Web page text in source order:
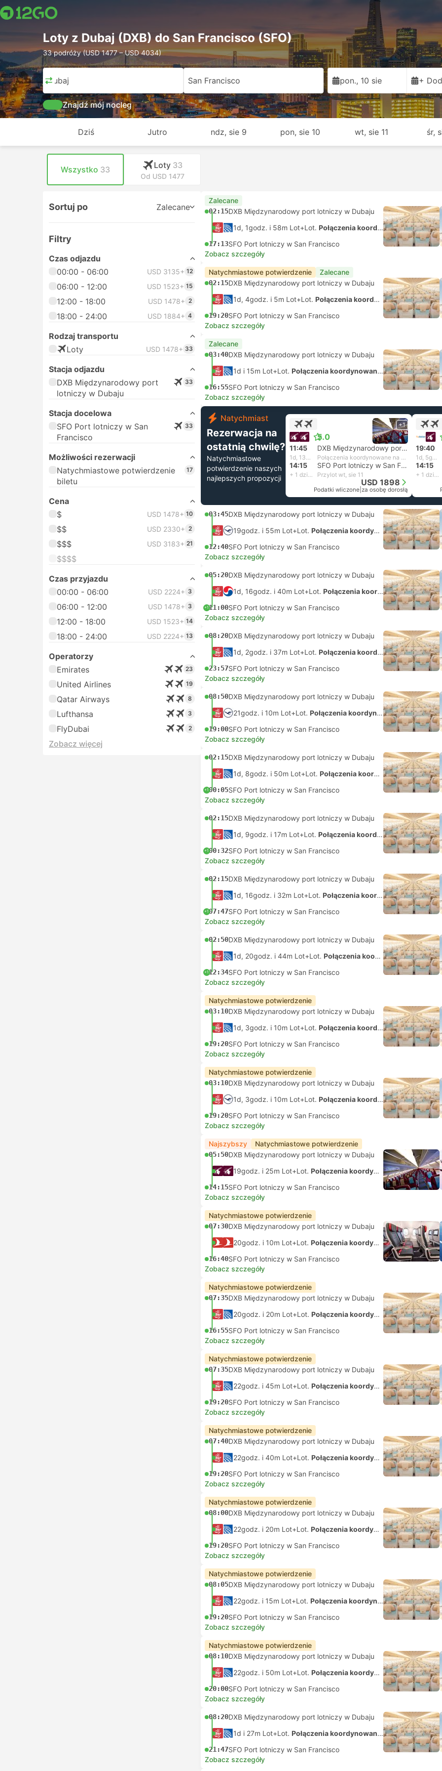
Loty z Dubaj (DXB) do San Francisco (SFO)
33 podróży (USD 1477 – USD 4034)
Dubaj San Francisco pon., 10 sie +
Znajdź mój nocleg
Dziś Jutro ndz, sie 9 pon, sie 10 wt, sie 11 śr,
Wszystko 33 Loty 33
Od USD 1477
Sortuj po Zalecane
Filtry
Czas odjazdu
00:00 - 06:00
USD 3135+ 12
06:00 - 12:00 USD 1523+ 15
12:00 - 18:00 USD 1478+ 2
18:00 - 24:00 USD 1884+ 4
Rodzaj transportu
Loty
USD 1478+ 33
Stacja odjazdu
DXB Międzynarodowy port
lotniczy w Dubaju
33
Stacja docelowa
SFO Port lotniczy w San
Francisco
33
Możliwości rezerwacji
Natychmiastowe potwierdzenie
biletu
17
Cena
$
USD 1478+ 10
$$ USD 2330+ 2
$$$ USD 3183+ 21
$$$$
Czas przyjazdu
00:00 - 06:00
USD 2224+ 3
06:00 - 12:00 USD 1478+ 3
12:00 - 18:00 USD 1523+ 14
18:00 - 24:00 USD 2224+ 13
Operatorzy
Emirates
23
United Airlines 19
Qatar Airways 8
Lufthansa 3
FlyDubai 2
Zobacz więcej
Zalecane
02:15DXB Międzynarodowy port lotniczy w Dubaju
1d, 1godz. i 58m Lot+Lot. Połączenia koordynowane na własną rękę
17:13SFO Port lotniczy w San Francisco
Zobacz szczegóły
Natychmiastowe potwierdzenie Zalecane
02:15DXB Międzynarodowy port lotniczy w Dubaju
1d, 4godz. i 5m Lot+Lot. Połączenia koordynowane na własną rękę
19:20SFO Port lotniczy w San Francisco
Zobacz szczegóły
Zalecane
03:40DXB Międzynarodowy port lotniczy w Dubaju
1d i 15m Lot+Lot. Połączenia koordynowane na własną rękę
16:55SFO Port lotniczy w San Francisco
Zobacz szczegóły
Natychmiast
Rezerwacja na
ostatnią chwilę?
Natychmiastowe
potwierdzenie naszych
najlepszych propozycji
5.0
+1
11:45 DXB Międzynarodowy port lotniczy w Dubaju
1d, 13godz. i 30m Połączenia koordynowane na własną rękę
14:15 SFO Port lotniczy w San Francisco
+ 1 dzień Przylot wt, sie 11
USD 1898
Podatki wliczone za osobę dorosłą
19:40
1d, 5godz. i 35m
14:15
+ 1 dzień
03:45DXB Międzynarodowy port lotniczy w Dubaju
19godz. i 55m Lot+Lot. Połączenia koordynowane na własną rękę
12:40SFO Port lotniczy w San Francisco
Zobacz szczegóły
05:20DXB Międzynarodowy port lotniczy w Dubaju
1d, 16godz. i 40m Lot+Lot. Połączenia koordynowane na własną rękę
+111:00SFO Port lotniczy w San Francisco
Zobacz szczegóły
08:20DXB Międzynarodowy port lotniczy w Dubaju
1d, 2godz. i 37m Lot+Lot. Połączenia koordynowane na własną rękę
23:57SFO Port lotniczy w San Francisco
Zobacz szczegóły
08:50DXB Międzynarodowy port lotniczy w Dubaju
21godz. i 10m Lot+Lot. Połączenia koordynowane na własną rękę
19:00SFO Port lotniczy w San Francisco
Zobacz szczegóły
02:15DXB Międzynarodowy port lotniczy w Dubaju
1d, 8godz. i 50m Lot+Lot. Połączenia koordynowane na własną rękę
+100:05SFO Port lotniczy w San Francisco
Zobacz szczegóły
02:15DXB Międzynarodowy port lotniczy w Dubaju
1d, 9godz. i 17m Lot+Lot. Połączenia koordynowane na własną rękę
+100:32SFO Port lotniczy w San Francisco
Zobacz szczegóły
02:15DXB Międzynarodowy port lotniczy w Dubaju
1d, 16godz. i 32m Lot+Lot. Połączenia koordynowane na własną rękę
+107:47SFO Port lotniczy w San Francisco
Zobacz szczegóły
02:50DXB Międzynarodowy port lotniczy w Dubaju
1d, 20godz. i 44m Lot+Lot. Połączenia koordynowane na własną rękę
+112:34SFO Port lotniczy w San Francisco
Zobacz szczegóły
Natychmiastowe potwierdzenie
03:10DXB Międzynarodowy port lotniczy w Dubaju
1d, 3godz. i 10m Lot+Lot. Połączenia koordynowane na własną rękę
19:20SFO Port lotniczy w San Francisco
Zobacz szczegóły
Natychmiastowe potwierdzenie
03:10DXB Międzynarodowy port lotniczy w Dubaju
1d, 3godz. i 10m Lot+Lot. Połączenia koordynowane na własną rękę
19:20SFO Port lotniczy w San Francisco
Zobacz szczegóły
Najszybszy Natychmiastowe potwierdzenie
05:50DXB Międzynarodowy port lotniczy w Dubaju
19godz. i 25m Lot+Lot. Połączenia koordynowane na własną rękę
14:15SFO Port lotniczy w San Francisco
Zobacz szczegóły
Natychmiastowe potwierdzenie
07:30DXB Międzynarodowy port lotniczy w Dubaju
20godz. i 10m Lot+Lot. Połączenia koordynowane na własną rękę
16:40SFO Port lotniczy w San Francisco
Zobacz szczegóły
Natychmiastowe potwierdzenie
07:35DXB Międzynarodowy port lotniczy w Dubaju
20godz. i 20m Lot+Lot. Połączenia koordynowane na własną rękę
16:55SFO Port lotniczy w San Francisco
Zobacz szczegóły
Natychmiastowe potwierdzenie
07:35DXB Międzynarodowy port lotniczy w Dubaju
22godz. i 45m Lot+Lot. Połączenia koordynowane na własną rękę
19:20SFO Port lotniczy w San Francisco
Zobacz szczegóły
Natychmiastowe potwierdzenie
07:40DXB Międzynarodowy port lotniczy w Dubaju
22godz. i 40m Lot+Lot. Połączenia koordynowane na własną rękę
19:20SFO Port lotniczy w San Francisco
Zobacz szczegóły
Natychmiastowe potwierdzenie
08:00DXB Międzynarodowy port lotniczy w Dubaju
22godz. i 20m Lot+Lot. Połączenia koordynowane na własną rękę
19:20SFO Port lotniczy w San Francisco
Zobacz szczegóły
Natychmiastowe potwierdzenie
08:05DXB Międzynarodowy port lotniczy w Dubaju
22godz. i 15m Lot+Lot. Połączenia koordynowane na własną rękę
19:20SFO Port lotniczy w San Francisco
Zobacz szczegóły
Natychmiastowe potwierdzenie
08:10DXB Międzynarodowy port lotniczy w Dubaju
22godz. i 50m Lot+Lot. Połączenia koordynowane na własną rękę
20:00SFO Port lotniczy w San Francisco
Zobacz szczegóły
08:20DXB Międzynarodowy port lotniczy w Dubaju
1d i 27m Lot+Lot. Połączenia koordynowane na własną rękę
21:47SFO Port lotniczy w San Francisco
Zobacz szczegóły